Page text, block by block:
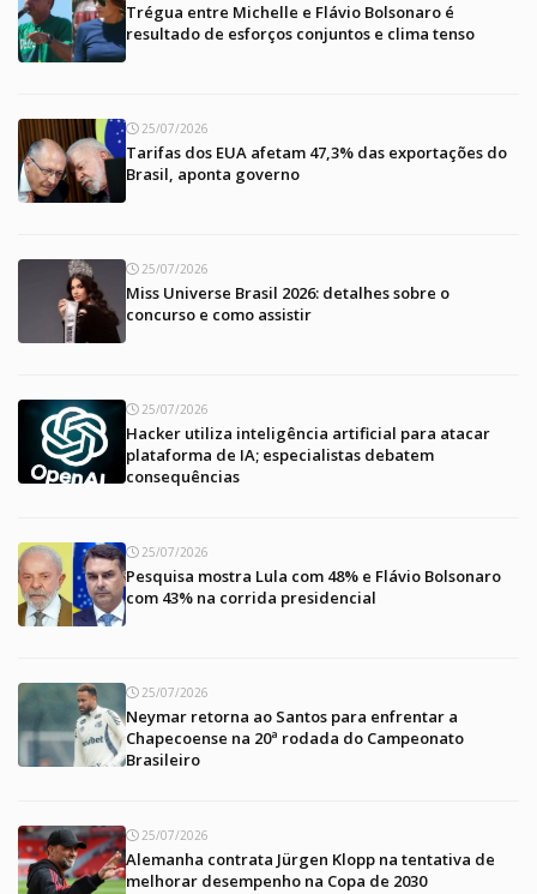
Trégua entre Michelle e Flávio Bolsonaro é
resultado de esforços conjuntos e clima tenso
25/07/2026
Tarifas dos EUA afetam 47,3% das exportações do
Brasil, aponta governo
25/07/2026
Miss Universe Brasil 2026: detalhes sobre o
concurso e como assistir
25/07/2026
Hacker utiliza inteligência artificial para atacar
plataforma de IA; especialistas debatem
consequências
25/07/2026
Pesquisa mostra Lula com 48% e Flávio Bolsonaro
com 43% na corrida presidencial
25/07/2026
Neymar retorna ao Santos para enfrentar a
Chapecoense na 20ª rodada do Campeonato
Brasileiro
25/07/2026
Alemanha contrata Jürgen Klopp na tentativa de
melhorar desempenho na Copa de 2030